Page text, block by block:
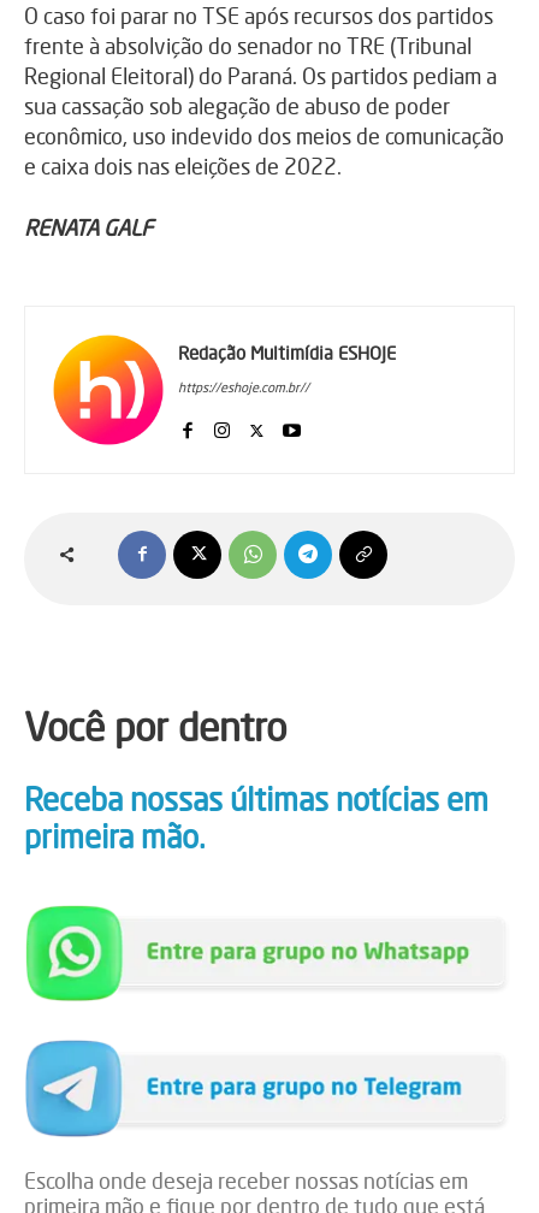
O caso foi parar no TSE após recursos dos partidos
frente à absolvição do senador no TRE (Tribunal
Regional Eleitoral) do Paraná. Os partidos pediam a
sua cassação sob alegação de abuso de poder
econômico, uso indevido dos meios de comunicação
e caixa dois nas eleições de 2022.
RENATA GALF
Redação Multimídia ESHOJE
https://eshoje.com.br//
Você por dentro
Receba nossas últimas notícias em
primeira mão.
Escolha onde deseja receber nossas notícias em
primeira mão e fique por dentro de tudo que está